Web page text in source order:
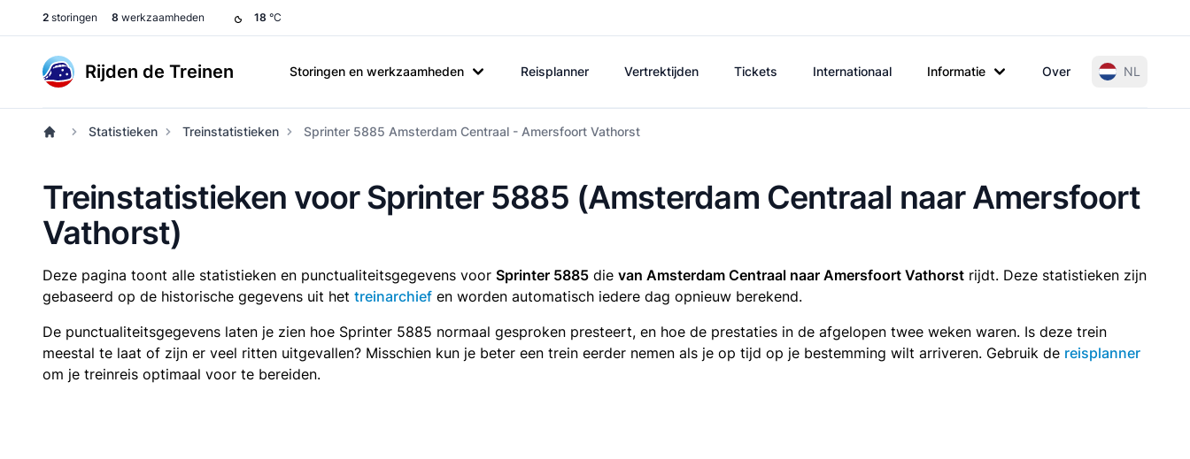
2 storingen 8 werkzaamheden 18 °C
Rijden de Treinen Storingen en werkzaamheden Reisplanner Vertrektijden Tickets Internationaal Informatie Over NL
Statistieken Treinstatistieken Sprinter 5885 Amsterdam Centraal - Amersfoort Vathorst
Treinstatistieken voor Sprinter 5885 (Amsterdam Centraal naar Amersfoort
Vathorst)
Deze pagina toont alle statistieken en punctualiteitsgegevens voor Sprinter 5885 die van Amsterdam Centraal naar Amersfoort Vathorst rijdt. Deze statistieken zijn
gebaseerd op de historische gegevens uit het treinarchief en worden automatisch iedere dag opnieuw berekend.
De punctualiteitsgegevens laten je zien hoe Sprinter 5885 normaal gesproken presteert, en hoe de prestaties in de afgelopen twee weken waren. Is deze trein
meestal te laat of zijn er veel ritten uitgevallen? Misschien kun je beter een trein eerder nemen als je op tijd op je bestemming wilt arriveren. Gebruik de reisplanner
om je treinreis optimaal voor te bereiden.